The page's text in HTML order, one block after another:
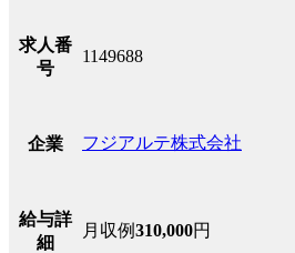
求人番
号
1149688
企業 フジアルテ株式会社
給与詳
細
月収例310,000円